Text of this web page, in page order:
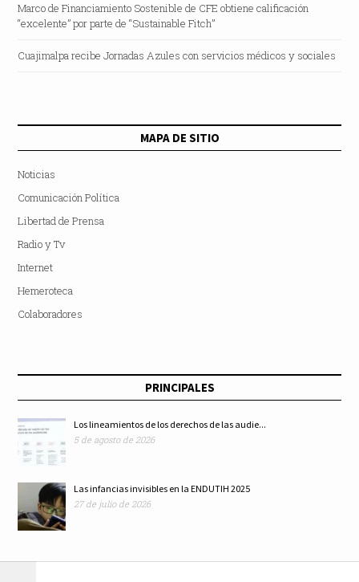
Marco de Financiamiento Sostenible de CFE obtiene calificación
“excelente” por parte de “Sustainable Fitch”
Cuajimalpa recibe Jornadas Azules con servicios médicos y sociales
MAPA DE SITIO
Noticias
Comunicación Política
Libertad de Prensa
Radio y Tv
Internet
Hemeroteca
Colaboradores
PRINCIPALES
Los lineamientos de los derechos de las audie...
5 de agosto de 2026
Las infancias invisibles en la ENDUTIH 2025
27 de julio de 2026